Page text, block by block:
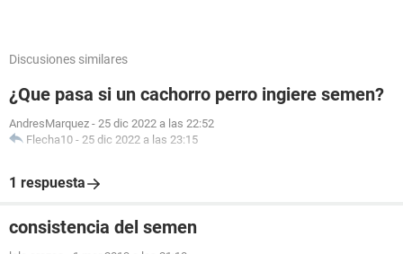
Discusiones similares
¿Que pasa si un cachorro perro ingiere semen?
AndresMarquez - 25 dic 2022 a las 22:52
Flecha10 - 25 dic 2022 a las 23:15
1 respuesta
consistencia del semen